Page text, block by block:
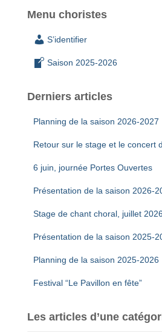
Menu choristes
S’identifier
Saison 2025-2026
Derniers articles
Planning de la saison 2026-2027
Retour sur le stage et le concert
6 juin, journée Portes Ouvertes
Présentation de la saison 2026-
Stage de chant choral, juillet 2026
Présentation de la saison 2025-
Planning de la saison 2025-2026
Festival “Le Pavillon en fête”
Les articles d’une